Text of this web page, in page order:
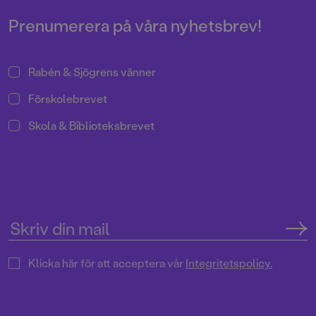
Prenumerera på våra nyhetsbrev!
Rabén & Sjögrens vänner
Förskolebrevet
Skola & Biblioteksbrevet
Klicka här för att acceptera vårIntegritetspolicy.